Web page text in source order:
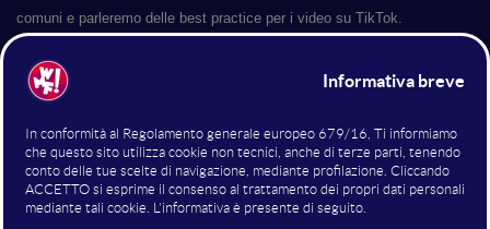
comuni e parleremo delle best practice per i video su TikTok.
Altri interventi nella sala TikTok